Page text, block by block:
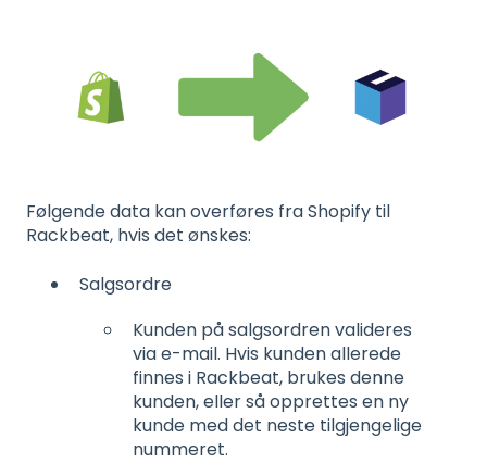
Følgende data kan overføres fra Shopify til
Rackbeat, hvis det ønskes:
Salgsordre
Kunden på salgsordren valideres
via e-mail. Hvis kunden allerede
finnes i Rackbeat, brukes denne
kunden, eller så opprettes en ny
kunde med det neste tilgjengelige
nummeret.